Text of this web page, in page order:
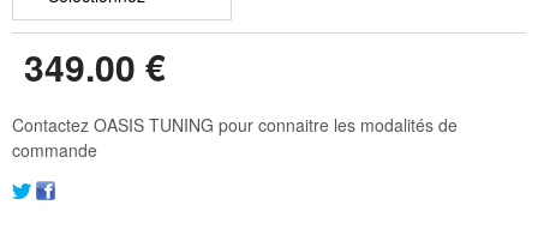
349.00 €
Contactez OASIS TUNING pour connaitre les modalités de
commande